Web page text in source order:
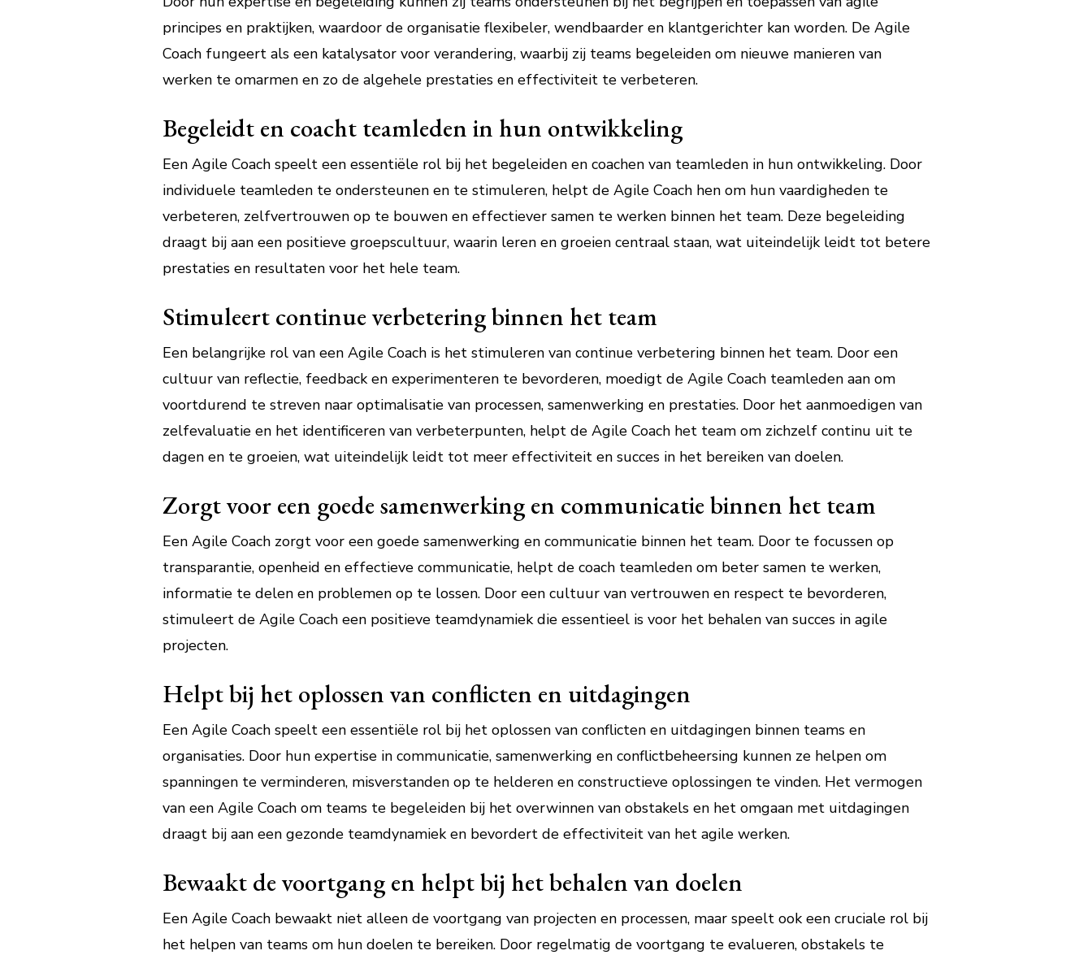
principes en praktijken, waardoor de organisatie flexibeler, wendbaarder en klantgerichter kan worden. De Agile
Coach fungeert als een katalysator voor verandering, waarbij zij teams begeleiden om nieuwe manieren van
werken te omarmen en zo de algehele prestaties en effectiviteit te verbeteren.
Begeleidt en coacht teamleden in hun ontwikkeling
Een Agile Coach speelt een essentiële rol bij het begeleiden en coachen van teamleden in hun ontwikkeling. Door
individuele teamleden te ondersteunen en te stimuleren, helpt de Agile Coach hen om hun vaardigheden te
verbeteren, zelfvertrouwen op te bouwen en effectiever samen te werken binnen het team. Deze begeleiding
draagt bij aan een positieve groepscultuur, waarin leren en groeien centraal staan, wat uiteindelijk leidt tot betere
prestaties en resultaten voor het hele team.
Stimuleert continue verbetering binnen het team
Een belangrijke rol van een Agile Coach is het stimuleren van continue verbetering binnen het team. Door een
cultuur van reflectie, feedback en experimenteren te bevorderen, moedigt de Agile Coach teamleden aan om
voortdurend te streven naar optimalisatie van processen, samenwerking en prestaties. Door het aanmoedigen van
zelfevaluatie en het identificeren van verbeterpunten, helpt de Agile Coach het team om zichzelf continu uit te
dagen en te groeien, wat uiteindelijk leidt tot meer effectiviteit en succes in het bereiken van doelen.
Zorgt voor een goede samenwerking en communicatie binnen het team
Een Agile Coach zorgt voor een goede samenwerking en communicatie binnen het team. Door te focussen op
transparantie, openheid en effectieve communicatie, helpt de coach teamleden om beter samen te werken,
informatie te delen en problemen op te lossen. Door een cultuur van vertrouwen en respect te bevorderen,
stimuleert de Agile Coach een positieve teamdynamiek die essentieel is voor het behalen van succes in agile
projecten.
Helpt bij het oplossen van conflicten en uitdagingen
Een Agile Coach speelt een essentiële rol bij het oplossen van conflicten en uitdagingen binnen teams en
organisaties. Door hun expertise in communicatie, samenwerking en conflictbeheersing kunnen ze helpen om
spanningen te verminderen, misverstanden op te helderen en constructieve oplossingen te vinden. Het vermogen
van een Agile Coach om teams te begeleiden bij het overwinnen van obstakels en het omgaan met uitdagingen
draagt bij aan een gezonde teamdynamiek en bevordert de effectiviteit van het agile werken.
Bewaakt de voortgang en helpt bij het behalen van doelen
Een Agile Coach bewaakt niet alleen de voortgang van projecten en processen, maar speelt ook een cruciale rol bij
het helpen van teams om hun doelen te bereiken. Door regelmatig de voortgang te evalueren, obstakels te